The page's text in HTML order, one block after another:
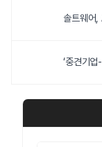
솔트웨어,
‘중견기